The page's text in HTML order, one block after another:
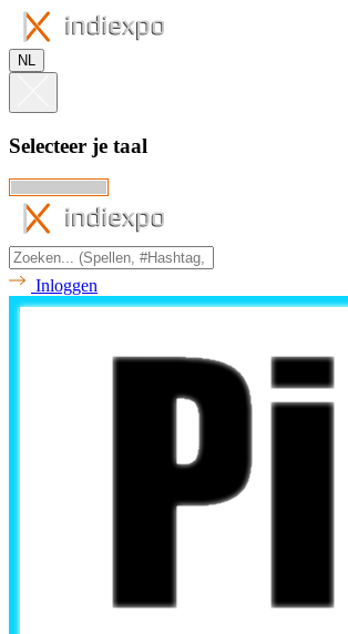
NL
Selecteer je taal
Inloggen